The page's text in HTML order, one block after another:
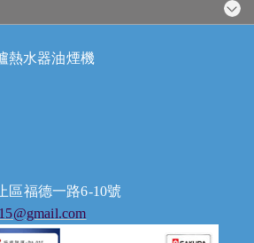
熱水器油煙機
區福德一路6-10號